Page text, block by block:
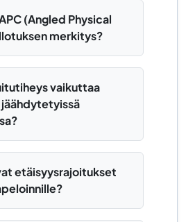
(Angled Physical
merkitys?
vaikuttaa
etäisyysrajoitukset